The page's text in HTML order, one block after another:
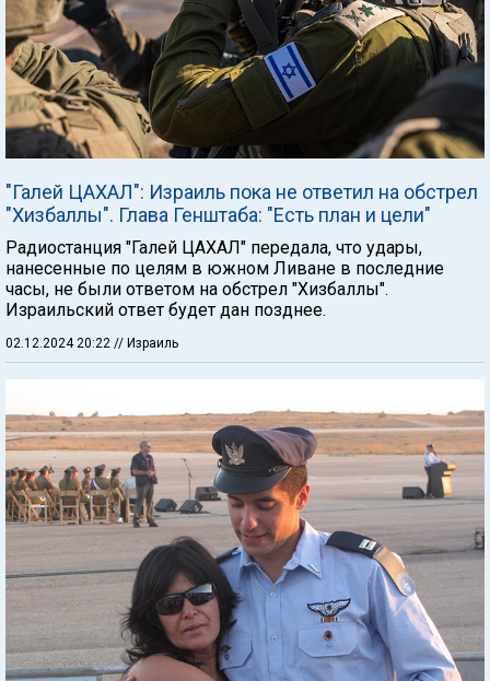
"Галей ЦАХАЛ": Израиль пока не ответил на обстрел
"Хизбаллы". Глава Генштаба: "Есть план и цели"
Радиостанция "Галей ЦАХАЛ" передала, что удары,
нанесенные по целям в южном Ливане в последние
часы, не были ответом на обстрел "Хизбаллы".
Израильский ответ будет дан позднее.
02.12.2024 20:22 // Израиль